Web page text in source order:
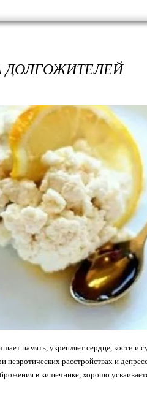
память, укрепляет сердце, кости и
невротических расстройствах и
в кишечнике, хорошо